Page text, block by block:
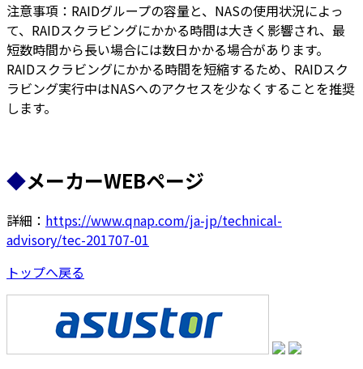
注意事項：RAIDグループの容量と、NASの使用状況によっ
て、RAIDスクラビングにかかる時間は大きく影響され、最
短数時間から長い場合には数日かかる場合があります。
RAIDスクラビングにかかる時間を短縮するため、RAIDスク
ラビング実行中はNASへのアクセスを少なくすることを推奨
します。
◆メーカーWEBページ
詳細： https://www.qnap.com/ja-jp/technical-
advisory/tec-201707-01
トップへ戻る